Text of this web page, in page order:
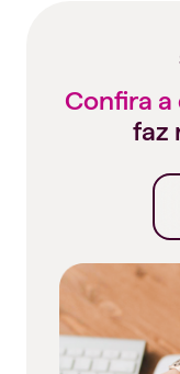
Confira
faz